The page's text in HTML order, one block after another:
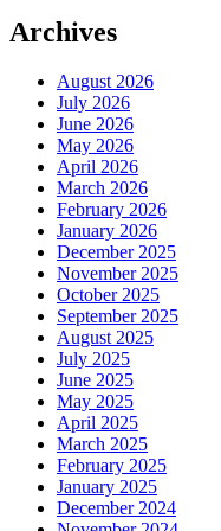
Archives
August 2026
July 2026
June 2026
May 2026
April 2026
March 2026
February 2026
January 2026
December 2025
November 2025
October 2025
September 2025
August 2025
July 2025
June 2025
May 2025
April 2025
March 2025
February 2025
January 2025
December 2024